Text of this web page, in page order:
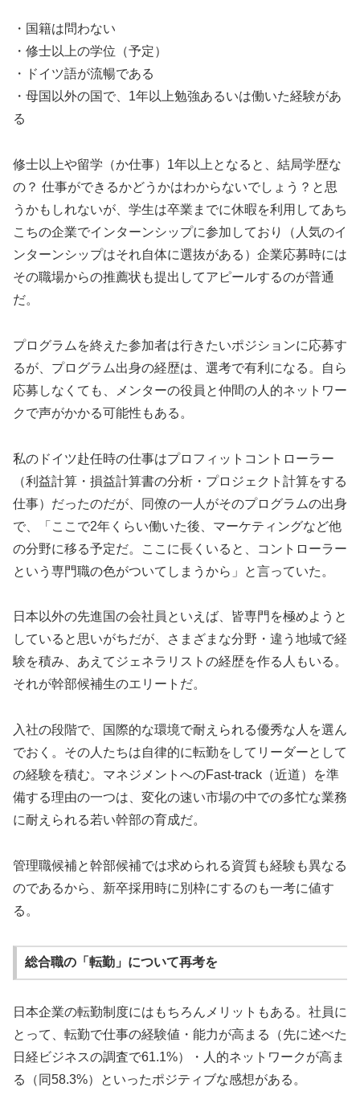
・国籍は問わない
・修士以上の学位（予定）
・ドイツ語が流暢である
・母国以外の国で、1年以上勉強あるいは働いた経験があ
る
修士以上や留学（か仕事）1年以上となると、結局学歴な
の？ 仕事ができるかどうかはわからないでしょう？と思
うかもしれないが、学生は卒業までに休暇を利用してあち
こちの企業でインターンシップに参加しており（人気のイ
ンターンシップはそれ自体に選抜がある）企業応募時には
その職場からの推薦状も提出してアピールするのが普通
だ。
プログラムを終えた参加者は行きたいポジションに応募す
るが、プログラム出身の経歴は、選考で有利になる。自ら
応募しなくても、メンターの役員と仲間の人的ネットワー
クで声がかかる可能性もある。
私のドイツ赴任時の仕事はプロフィットコントローラー
（利益計算・損益計算書の分析・プロジェクト計算をする
仕事）だったのだが、同僚の一人がそのプログラムの出身
で、「ここで2年くらい働いた後、マーケティングなど他
の分野に移る予定だ。ここに長くいると、コントローラー
という専門職の色がついてしまうから」と言っていた。
日本以外の先進国の会社員といえば、皆専門を極めようと
していると思いがちだが、さまざまな分野・違う地域で経
験を積み、あえてジェネラリストの経歴を作る人もいる。
それが幹部候補生のエリートだ。
入社の段階で、国際的な環境で耐えられる優秀な人を選ん
でおく。その人たちは自律的に転勤をしてリーダーとして
の経験を積む。マネジメントへのFast-track（近道）を準
備する理由の一つは、変化の速い市場の中での多忙な業務
に耐えられる若い幹部の育成だ。
管理職候補と幹部候補では求められる資質も経験も異なる
のであるから、新卒採用時に別枠にするのも一考に値す
る。
総合職の「転勤」について再考を
日本企業の転勤制度にはもちろんメリットもある。社員に
とって、転勤で仕事の経験値・能力が高まる（先に述べた
日経ビジネスの調査で61.1%）・人的ネットワークが高ま
る（同58.3%）といったポジティブな感想がある。